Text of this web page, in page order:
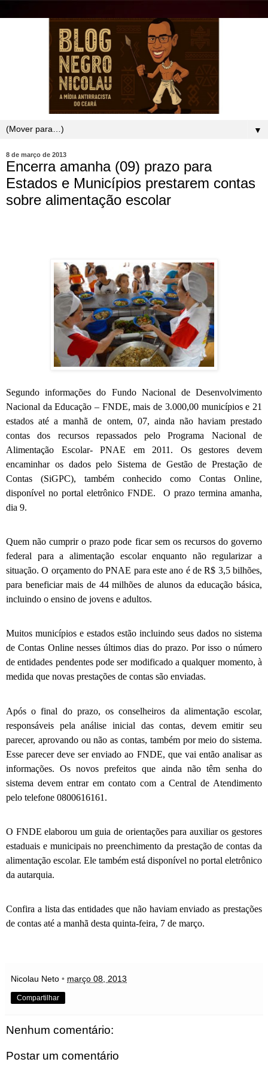
▼
8 de março de 2013
Encerra amanha (09) prazo para
Estados e Municípios prestarem contas
sobre alimentação escolar
Segundo informações do Fundo Nacional de Desenvolvimento
Nacional da Educação – FNDE, mais de 3.000,00 municípios e 21
estados até a manhã de ontem, 07, ainda não haviam prestado
contas dos recursos repassados pelo Programa Nacional de
Alimentação Escolar- PNAE em 2011. Os gestores devem
encaminhar os dados pelo Sistema de Gestão de Prestação de
Contas (SiGPC), também conhecido como Contas Online,
disponível no portal eletrônico FNDE.
O prazo termina amanha,
dia 9.
Quem não cumprir o prazo pode ficar sem os recursos do governo
federal para a alimentação escolar enquanto não regularizar a
situação. O orçamento do PNAE para este ano é de R$ 3,5 bilhões,
para beneficiar mais de 44 milhões de alunos da educação básica,
incluindo o ensino de jovens e adultos.
Muitos municípios e estados estão incluindo seus dados no sistema
de Contas Online nesses últimos dias do prazo. Por isso o número
de entidades pendentes pode ser modificado a qualquer momento, à
medida que novas prestações de contas são enviadas.
Após o final do prazo, os conselheiros da alimentação escolar,
responsáveis pela análise inicial das contas, devem emitir seu
parecer, aprovando ou não as contas, também por meio do sistema.
Esse parecer deve ser enviado ao FNDE, que vai então analisar as
informações. Os novos prefeitos que ainda não têm senha do
sistema devem entrar em contato com a Central de Atendimento
pelo telefone 0800616161.
O FNDE elaborou um guia de orientaçõespara auxiliar os gestores
estaduais e municipais no preenchimento da prestação de contas da
alimentação escolar. Ele também está disponível no portal eletrônico
da autarquia.
Confira a lista das entidadesque não haviam enviado as prestações
de contas até a manhã desta quinta-feira, 7 de março.
Nicolau Neto • março 08, 2013
Compartilhar
Nenhum comentário:
Postar um comentário